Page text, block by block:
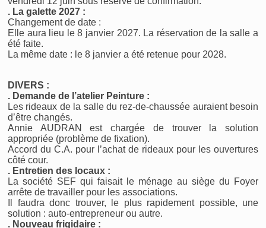
. La galette 2027 :
Changement de date :
Elle aura lieu le 8 janvier 2027. La réservation de la salle a
été faite.
La même date : le 8 janvier a été retenue pour 2028.
DIVERS :
. Demande de l’atelier Peinture :
Les rideaux de la salle du rez-de-chaussée auraient besoin
d’être changés.
Annie AUDRAN est chargée de trouver la solution
appropriée (problème de fixation).
Accord du C.A. pour l’achat de rideaux pour les ouvertures
côté cour.
. Entretien des locaux :
La société SEF qui faisait le ménage au siège du Foyer
arrête de travailler pour les associations.
Il faudra donc trouver, le plus rapidement possible, une
solution : auto-entrepreneur ou autre.
. Nouveau frigidaire :